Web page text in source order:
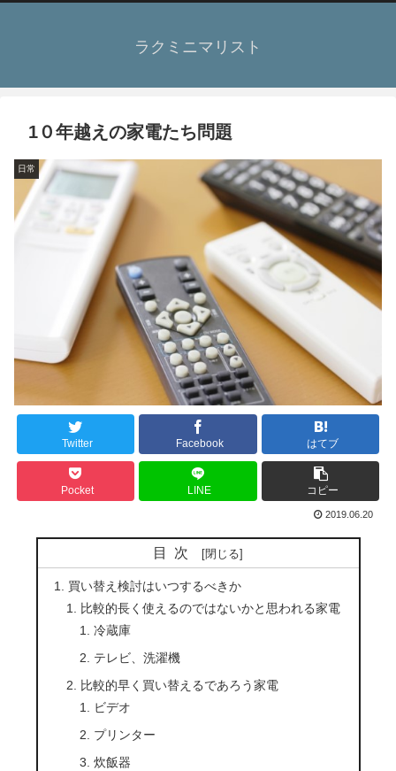
ラクミニマリスト
1０年越えの家電たち問題
日常
Twitter Facebook はてブ
Pocket LINE コピー
2019.06.20
目次
買い替え検討はいつするべきか
比較的長く使えるのではないかと思われる家電
冷蔵庫
テレビ、洗濯機
比較的早く買い替えるであろう家電
ビデオ
プリンター
炊飯器